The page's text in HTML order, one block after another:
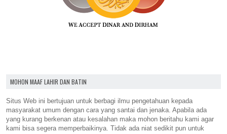
MOHON MAAF LAHIR DAN BATIN
Situs Web ini bertujuan untuk berbagi ilmu pengetahuan kepada
masyarakat umum dengan cara yang santai dan jenaka. Apabila ada
yang kurang berkenan atau kesalahan maka mohon beritahu kami agar
kami bisa segera memperbaikinya. Tidak ada niat sedikit pun untuk